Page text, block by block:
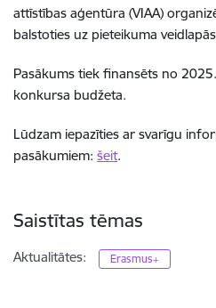
attīstības aģentūra (VIAA)
balstoties uz pieteikuma
Pasākums tiek finansēts no
konkursa budžeta.
Lūdzam iepazīties ar svarīgu
pasākumiem: šeit.
Saistītas tēmas
Aktualitātes: Erasmus+